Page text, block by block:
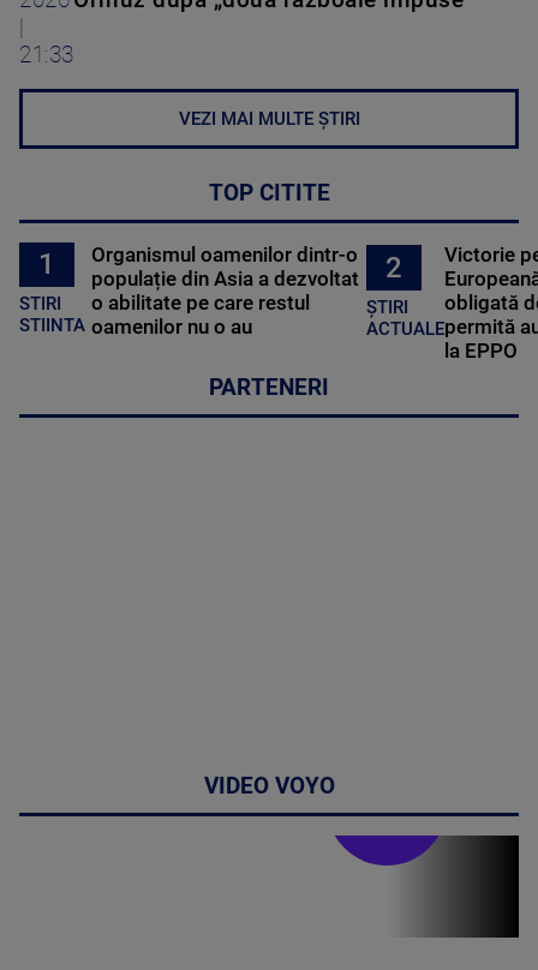
21:33
VEZI MAI MULTE ȘTIRI
TOP CITITE
1
STIRI
STIINTA
Organismul oamenilor dintr-o
populație din Asia a dezvoltat
o abilitate pe care restul
oamenilor nu o au
2
ȘTIRI
ACTUALE
Victorie
obligată
permită
la EPPO
PARTENERI
VIDEO VOYO